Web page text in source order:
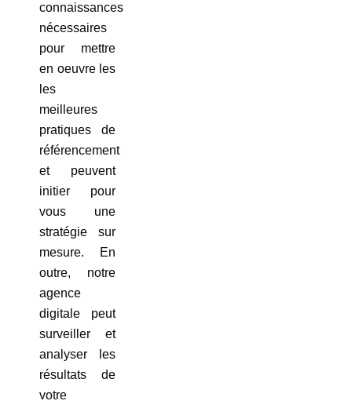
connaissances
nécessaires
pour mettre
en oeuvre les
les
meilleures
pratiques de
référencement
et peuvent
initier pour
vous une
stratégie sur
mesure. En
outre, notre
agence
digitale peut
surveiller et
analyser les
résultats de
votre